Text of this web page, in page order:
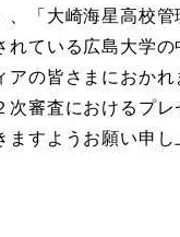
「大崎海星高校
ている広島大学
の皆さまにおか
審査におけるプ
すようお願い申